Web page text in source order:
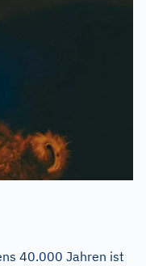
40.000 Jahren ist